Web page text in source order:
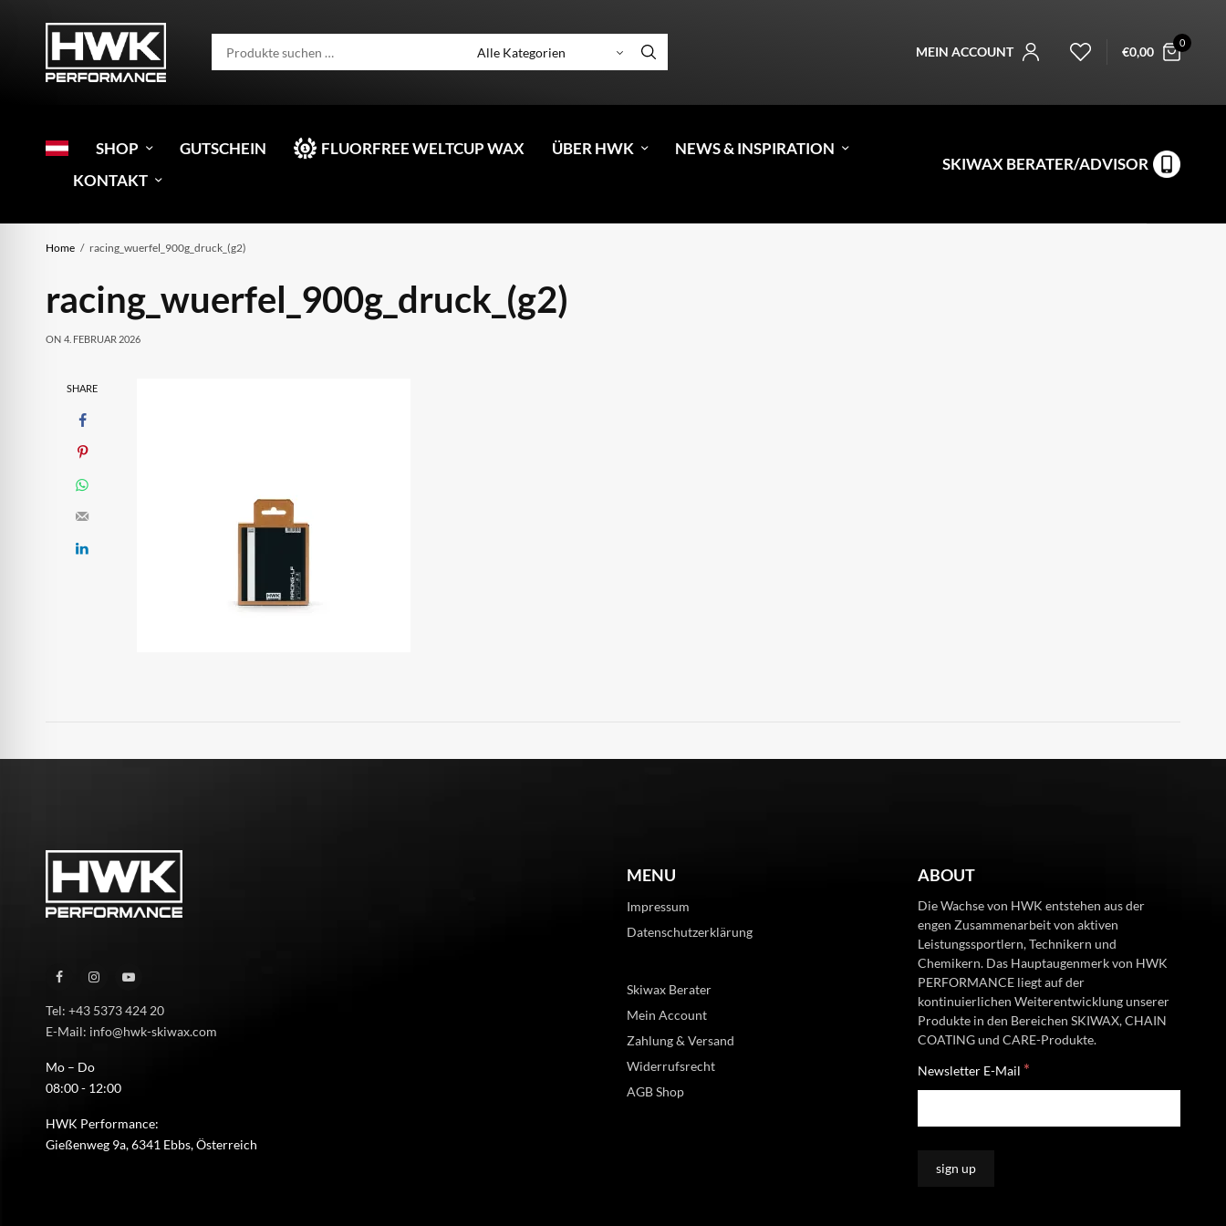
MEIN ACCOUNT €0,00
0
SHOP GUTSCHEIN FLUORFREE WELTCUP WAX ÜBER HWK
NEWS & INSPIRATION
KONTAKT
SKIWAX BERATER/ADVISOR
Home racing_wuerfel_900g_druck_(g2)
racing_wuerfel_900g_druck_(g2)
ON 4. FEBRUAR 2026
SHARE
Tel: +43 5373 424 20
E-Mail: info@hwk-skiwax.com
Mo – Do
08:00 - 12:00
HWK Performance:
Gießenweg 9a, 6341 Ebbs, Österreich
MENU
Impressum
Datenschutzerklärung
Skiwax Berater
Mein Account
Zahlung & Versand
Widerrufsrecht
AGB Shop
ABOUT
Die Wachse von HWK entstehen aus der
engen Zusammenarbeit von aktiven
Leistungssportlern, Technikern und
Chemikern. Das Hauptaugenmerk von HWK
PERFORMANCE liegt auf der
kontinuierlichen Weiterentwicklung unserer
Produkte in den Bereichen SKIWAX, CHAIN
COATING und CARE-Produkte.
Newsletter E-Mail *